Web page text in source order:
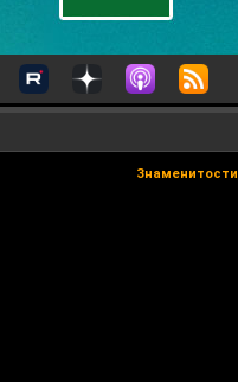
Знаменитости